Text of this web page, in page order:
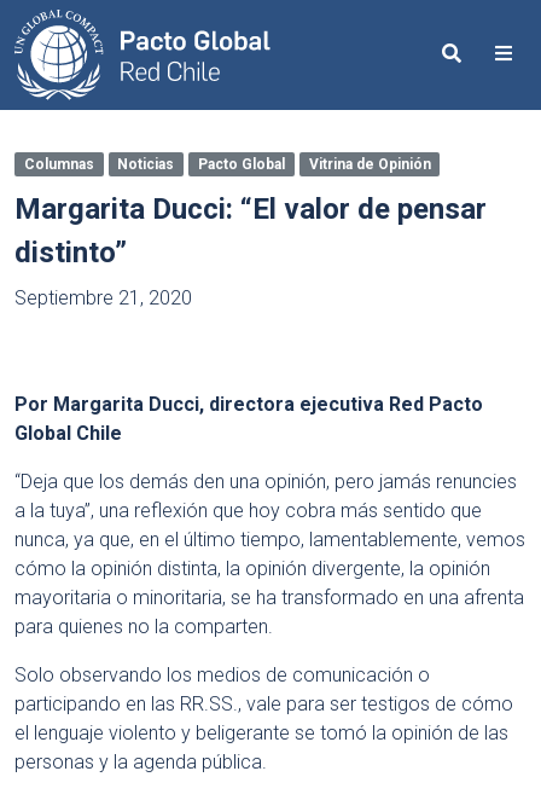
Search
Columnas Noticias Pacto Global Vitrina de Opinión
Margarita Ducci: “El valor de pensar
distinto”
Septiembre 21, 2020
Por Margarita Ducci, directora ejecutiva Red Pacto
Global Chile
“Deja que los demás den una opinión, pero jamás renuncies
a la tuya”, una reflexión que hoy cobra más sentido que
nunca, ya que, en el último tiempo, lamentablemente, vemos
cómo la opinión distinta, la opinión divergente, la opinión
mayoritaria o minoritaria, se ha transformado en una afrenta
para quienes no la comparten.
Solo observando los medios de comunicación o
participando en las RR.SS., vale para ser testigos de cómo
el lenguaje violento y beligerante se tomó la opinión de las
personas y la agenda pública.